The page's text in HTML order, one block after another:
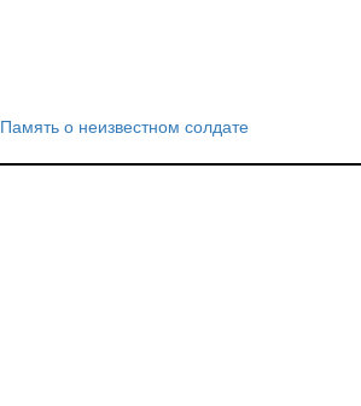
Память о неизвестном солдате